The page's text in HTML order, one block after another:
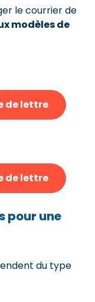
le courrier de
modèles de
de lettre
de lettre
pour une
du type